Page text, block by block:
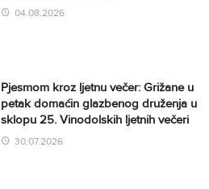
04.08.2026
Pjesmom kroz ljetnu večer: Grižane u
petak domaćin glazbenog druženja u
sklopu 25. Vinodolskih ljetnih večeri
30.07.2026